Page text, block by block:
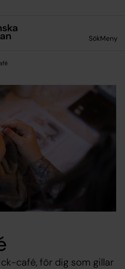
SökMeny
café, för dig som gillar